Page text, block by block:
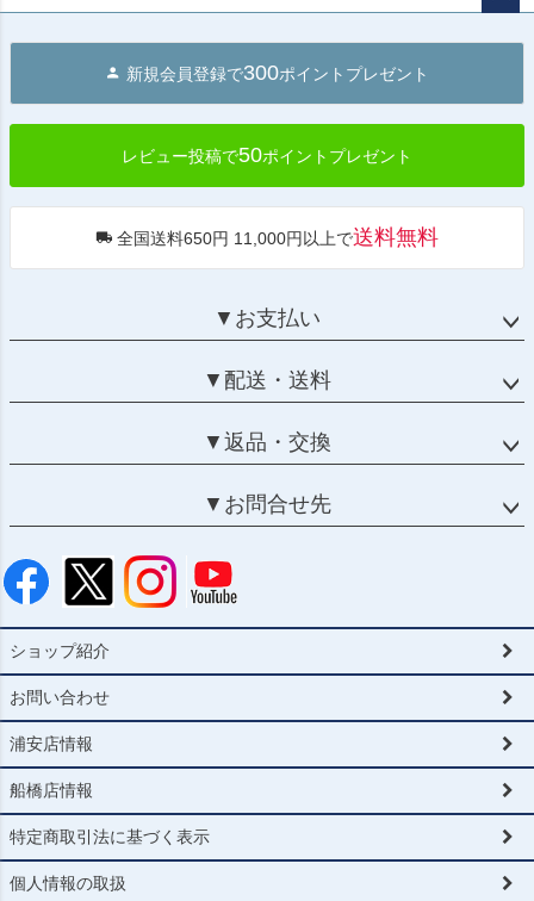
へ
新規会員登録で300ポイントプレゼント
レビュー投稿で50ポイントプレゼント
全国送料650円 11,000円以上で送料無料
▼お支払い
▼配送・送料
▼返品・交換
▼お問合せ先
ショップ紹介
お問い合わせ
浦安店情報
船橋店情報
特定商取引法に基づく表示
個人情報の取扱